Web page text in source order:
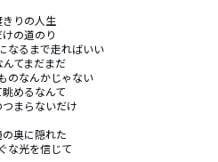
きりの人生
の道のり
なるまで走ればいい
んてまだまだ
のなんかじゃない
めるなんて
まらないだけ
の奥に隠れた
な光を信じて